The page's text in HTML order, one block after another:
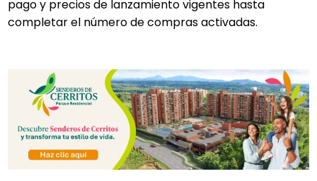
pago y precios de lanzamiento vigentes hasta
completar el número de compras activadas.